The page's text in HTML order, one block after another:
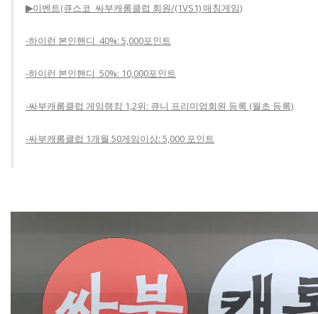
▶이벤트(큐스코_싸부캐롬클럽 회원/(1VS1) 매칭게임)
-하이런 본인핸디_40%: 5,000포인트
-하이런 본인핸디_50%: 10,000포인트
-싸부캐롬클럽 게임랭킹 1,2위: 큐니 프리미엄회원 등록 (월초 등록)
-싸부캐롬클럽 1개월 50게임이상: 5,000 포인트